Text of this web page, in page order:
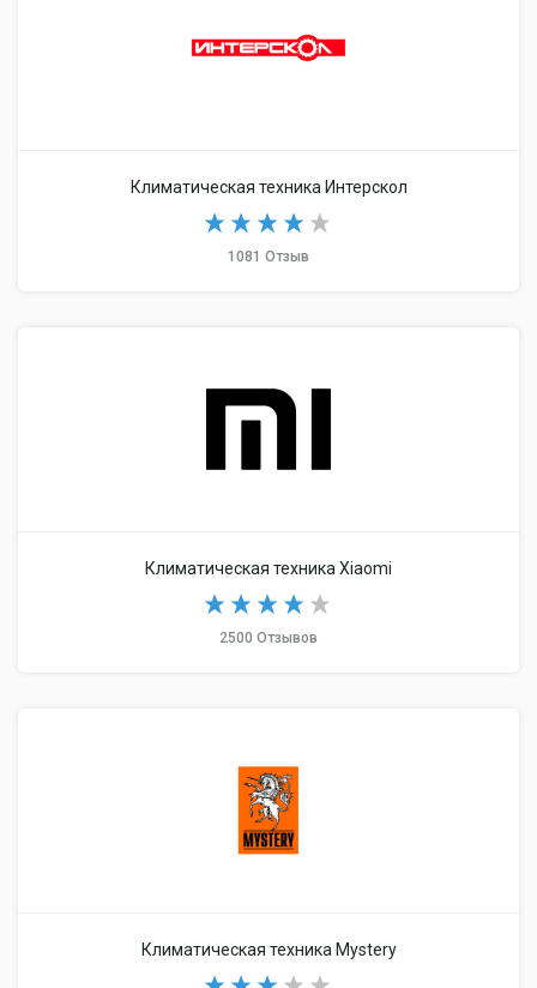
Климатическая техника Интерскол
1081 Отзыв
Климатическая техника Xiaomi
2500 Отзывов
Климатическая техника Mystery